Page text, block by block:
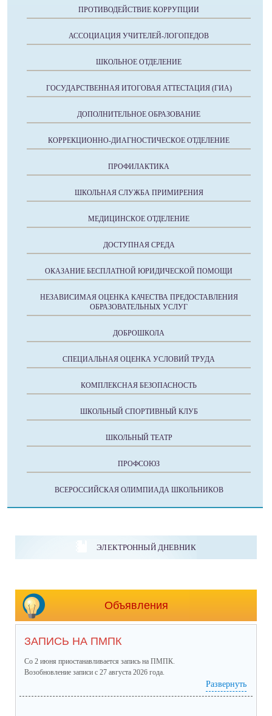
ПРОТИВОДЕЙСТВИЕ КОРРУПЦИИ
АССОЦИАЦИЯ УЧИТЕЛЕЙ-ЛОГОПЕДОВ
ШКОЛЬНОЕ ОТДЕЛЕНИЕ
ГОСУДАРСТВЕННАЯ ИТОГОВАЯ АТТЕСТАЦИЯ (ГИА)
ДОПОЛНИТЕЛЬНОЕ ОБРАЗОВАНИЕ
КОРРЕКЦИОННО-ДИАГНОСТИЧЕСКОЕ ОТДЕЛЕНИЕ
ПРОФИЛАКТИКА
ШКОЛЬНАЯ СЛУЖБА ПРИМИРЕНИЯ
МЕДИЦИНСКОЕ ОТДЕЛЕНИЕ
ДОСТУПНАЯ СРЕДА
ОКАЗАНИЕ БЕСПЛАТНОЙ ЮРИДИЧЕСКОЙ ПОМОЩИ
НЕЗАВИСИМАЯ ОЦЕНКА КАЧЕСТВА ПРЕДОСТАВЛЕНИЯ
ОБРАЗОВАТЕЛЬНЫХ УСЛУГ
ДОБРОШКОЛА
СПЕЦИАЛЬНАЯ ОЦЕНКА УСЛОВИЙ ТРУДА
КОМПЛЕКСНАЯ БЕЗОПАСНОСТЬ
ШКОЛЬНЫЙ СПОРТИВНЫЙ КЛУБ
ШКОЛЬНЫЙ ТЕАТР
ПРОФСОЮЗ
ВСЕРОССИЙСКАЯ ОЛИМПИАДА ШКОЛЬНИКОВ
ЭЛЕКТРОННЫЙ ДНЕВНИК
Объявления
ЗАПИСЬ НА ПМПК
Со 2 июня приостанавливается запись на ПМПК.
Возобновление записи с 27 августа 2026 года.
Развернуть